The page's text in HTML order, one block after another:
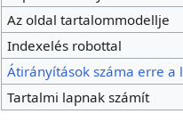
Az oldal tartalommodellje
Indexelés robottal
Átirányítások száma erre a
Tartalmi lapnak számít